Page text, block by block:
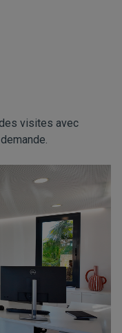
visites avec